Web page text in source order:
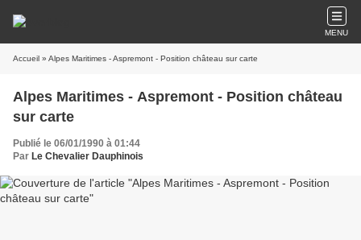
MENU
Accueil » Alpes Maritimes - Aspremont - Position château sur carte
Alpes Maritimes - Aspremont - Position château
sur carte
Publié le 06/01/1990 à 01:44
Par Le Chevalier Dauphinois